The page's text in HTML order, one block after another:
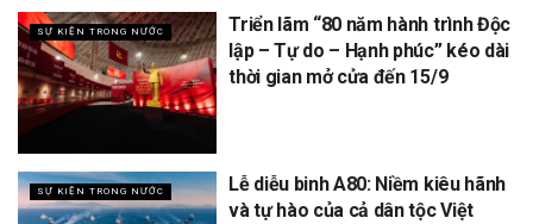
SỰ KIỆN TRONG NƯỚC
Triển lãm “80 năm hành trình Độc
lập – Tự do – Hạnh phúc” kéo dài
thời gian mở cửa đến 15/9
SỰ KIỆN TRONG NƯỚC
Lễ diễu binh A80: Niềm kiêu hãnh
và tự hào của cả dân tộc Việt